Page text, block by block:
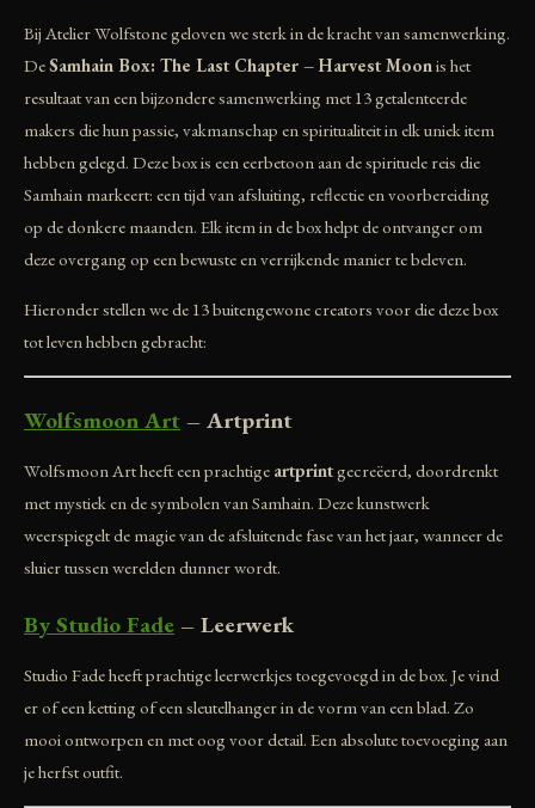
Bij Atelier Wolfstone geloven we sterk in de kracht van samenwerking.
DeSamhain Box: The Last Chapter – Harvest Moonis het
resultaat van een bijzondere samenwerking met 13 getalenteerde
makers die hun passie, vakmanschap en spiritualiteit in elk uniek item
hebben gelegd. Deze box is een eerbetoon aan de spirituele reis die
Samhain markeert: een tijd van afsluiting, reflectie en voorbereiding
op de donkere maanden. Elk item in de box helpt de ontvanger om
deze overgang op een bewuste en verrijkende manier te beleven.
Hieronder stellen we de 13 buitengewone creators voor die deze box
tot leven hebben gebracht:
Wolfsmoon Art – Artprint
Wolfsmoon Art heeft een prachtige artprintgecreëerd, doordrenkt
met mystiek en de symbolen van Samhain. Deze kunstwerk
weerspiegelt de magie van de afsluitende fase van het jaar, wanneer de
sluier tussen werelden dunner wordt.
By Studio Fade – Leerwerk
Studio Fade heeft prachtige leerwerkjes toegevoegd in de box. Je vind
er of een ketting of een sleutelhanger in de vorm van een blad. Zo
mooi ontworpen en met oog voor detail. Een absolute toevoeging aan
je herfst outfit.